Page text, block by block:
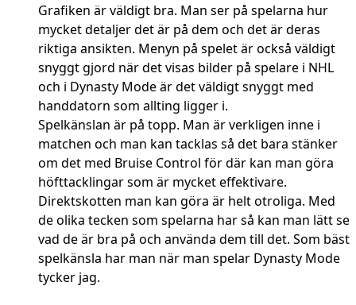
Grafiken är väldigt bra. Man ser på spelarna hur
mycket detaljer det är på dem och det är deras
riktiga ansikten. Menyn på spelet är också väldigt
snyggt gjord när det visas bilder på spelare i NHL
och i Dynasty Mode är det väldigt snyggt med
handdatorn som allting ligger i.
Spelkänslan är på topp. Man är verkligen inne i
matchen och man kan tacklas så det bara stänker
om det med Bruise Control för där kan man göra
höfttacklingar som är mycket effektivare.
Direktskotten man kan göra är helt otroliga. Med
de olika tecken som spelarna har så kan man lätt se
vad de är bra på och använda dem till det. Som bäst
spelkänsla har man när man spelar Dynasty Mode
tycker jag.